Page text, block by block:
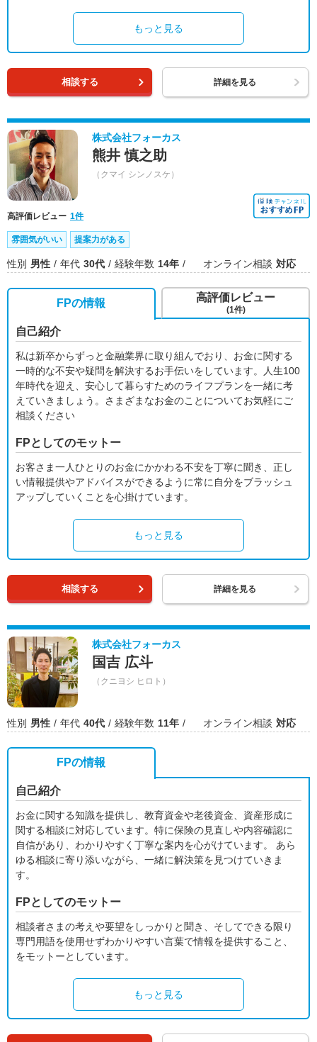
もっと見る
相談する 詳細を見る
株式会社フォーカス
熊井 慎之助
（クマイ シンノスケ）
高評価レビュー 1件
雰囲気がいい 提案力がある
性別 男性 年代 30代 経験年数 14年 オンライン相談 対応
FPの情報
自己紹介
私は新卒からずっと金融業界に取り組んでおり、お金に関する
一時的な不安や疑問を解決するお手伝いをしています。人生100
年時代を迎え、安心して暮らすためのライフプランを一緒に考
えていきましょう。さまざまなお金のことについてお気軽にご
相談ください
FPとしてのモットー
お客さま一人ひとりのお金にかかわる不安を丁寧に聞き、正し
い情報提供やアドバイスができるように常に自分をブラッシュ
アップしていくことを心掛けています。
もっと見る
高評価レビュー
(1件)
相談する 詳細を見る
株式会社フォーカス
国吉 広斗
（クニヨシ ヒロト）
性別 男性 年代 40代 経験年数 11年 オンライン相談 対応
FPの情報
自己紹介
お金に関する知識を提供し、教育資金や老後資金、資産形成に
関する相談に対応しています。特に保険の見直しや内容確認に
自信があり、わかりやすく丁寧な案内を心がけています。 あら
ゆる相談に寄り添いながら、一緒に解決策を見つけていきま
す。
FPとしてのモットー
相談者さまの考えや要望をしっかりと聞き、そしてできる限り
専門用語を使用せずわかりやすい言葉で情報を提供すること、
をモットーとしています。
もっと見る